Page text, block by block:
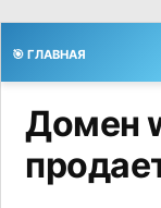
🎯 ГЛАВНАЯ
Домен